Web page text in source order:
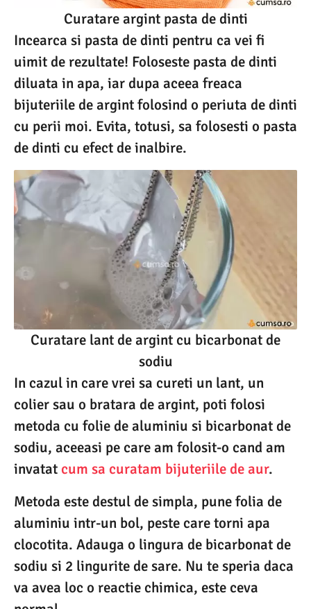
Curatare argint pasta de dinti
Incearca si pasta de dinti pentru ca vei fi
uimit de rezultate! Foloseste pasta de dinti
diluata in apa, iar dupa aceea freaca
bijuteriile de argint folosind o periuta de dinti
cu perii moi. Evita, totusi, sa folosesti o pasta
de dinti cu efect de inalbire.
Curatare lant de argint cu bicarbonat de
sodiu
In cazul in care vrei sa cureti un lant, un
colier sau o bratara de argint, poti folosi
metoda cu folie de aluminiu si bicarbonat de
sodiu, aceeasi pe care am folosit-o cand am
invatat cum sa curatam bijuteriile de aur.
Metoda este destul de simpla, pune folia de
aluminiu intr-un bol, peste care torni apa
clocotita. Adauga o lingura de bicarbonat de
sodiu si 2 lingurite de sare. Nu te speria daca
va avea loc o reactie chimica, este ceva